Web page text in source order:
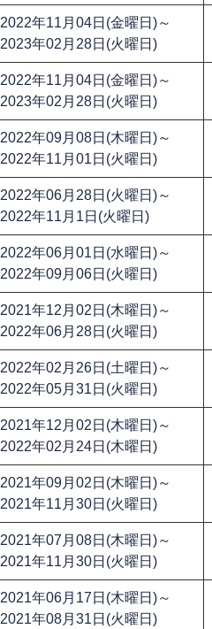
2022年11月04日(金曜日)～
2023年02月28日(火曜日)
2022年11月04日(金曜日)～
2023年02月28日(火曜日)
2022年09月08日(木曜日)～
2022年11月01日(火曜日)
2022年06月28日(火曜日)～
2022年11月1日(火曜日)
2022年06月01日(水曜日)～
2022年09月06日(火曜日)
2021年12月02日(木曜日)～
2022年06月28日(火曜日)
2022年02月26日(土曜日)～
2022年05月31日(火曜日)
2021年12月02日(木曜日)～
2022年02月24日(木曜日)
2021年09月02日(木曜日)～
2021年11月30日(火曜日)
2021年07月08日(木曜日)～
2021年11月30日(火曜日)
2021年06月17日(木曜日)～
2021年08月31日(火曜日)